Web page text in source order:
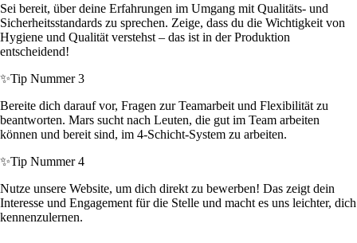
Sei bereit, über deine Erfahrungen im Umgang mit Qualitäts- und
Sicherheitsstandards zu sprechen. Zeige, dass du die Wichtigkeit von
Hygiene und Qualität verstehst – das ist in der Produktion
entscheidend!
✨Tip Nummer 3
Bereite dich darauf vor, Fragen zur Teamarbeit und Flexibilität zu
beantworten. Mars sucht nach Leuten, die gut im Team arbeiten
können und bereit sind, im 4-Schicht-System zu arbeiten.
✨Tip Nummer 4
Nutze unsere Website, um dich direkt zu bewerben! Das zeigt dein
Interesse und Engagement für die Stelle und macht es uns leichter, dich
kennenzulernen.